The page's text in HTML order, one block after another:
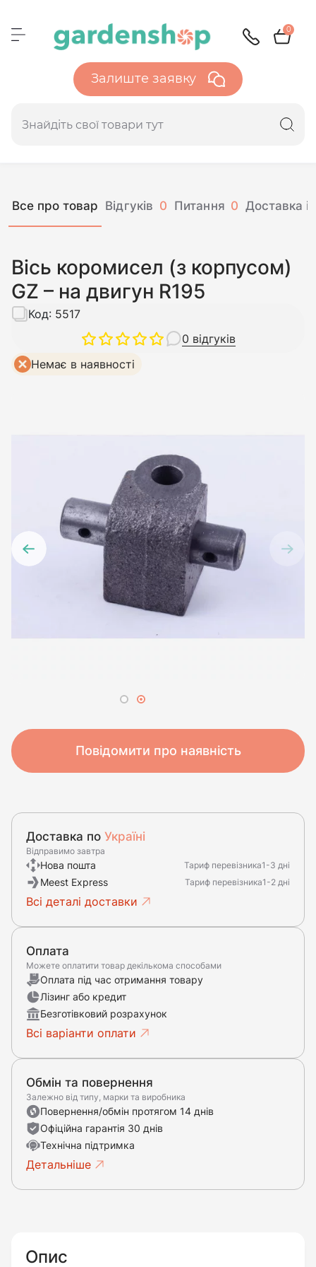
0
Залиште заявку
Все про товар Відгуків 0 Питання 0 Доставка і
Вісь коромисел (з корпусом)
GZ – на двигун R195
0 відгуків
Код: 5517
Немає в наявності
Повідомити про наявність
Доставка по Україні
Відправимо завтра
Нова пошта Тариф перевізника1-3 дні
Meest Express Тариф перевізника1-2 дні
Всі деталі доставки
Оплата
Можете оплатити товар декількома способами
Оплата під час отримання товару
Лізинг або кредит
Безготівковий розрахунок
Всі варіанти оплати
Обмін та повернення
Залежно від типу, марки та виробника
Повернення/обмін протягом 14 днів
Офіційна гарантія 30 днів
Технічна підтримка
Детальніше
Опис